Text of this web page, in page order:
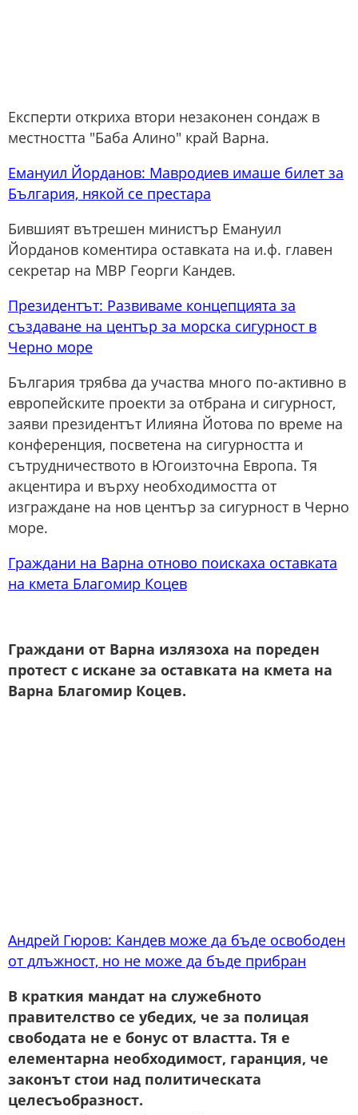
Експерти откриха втори незаконен сондаж в
местността "Баба Алино" край Варна.
Емануил Йорданов: Мавродиев имаше билет за
България, някой се престара
Бившият вътрешен министър Емануил
Йорданов коментира оставката на и.ф. главен
секретар на МВР Георги Кандев.
Президентът: Развиваме концепцията за
създаване на център за морска сигурност в
Черно море
България трябва да участва много по-активно в
европейските проекти за отбрана и сигурност,
заяви президентът Илияна Йотова по време на
конференция, посветена на сигурността и
сътрудничеството в Югоизточна Европа. Тя
акцентира и върху необходимостта от
изграждане на нов център за сигурност в Черно
море.
Граждани на Варна отново поискаха оставката
на кмета Благомир Коцев
Граждани от Варна излязоха на пореден
протест с искане за оставката на кмета на
Варна Благомир Коцев.
Андрей Гюров: Кандев може да бъде освободен
от длъжност, но не може да бъде прибран
В краткия мандат на служебното
правителство се убедих, че за полицая
свободата не е бонус от властта. Тя е
елементарна необходимост, гаранция, че
законът стои над политическата
целесъобразност.